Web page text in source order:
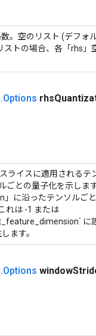
。空のリスト (デフォ
トの場合、各「rhs」
.Options rhs
ライスに適用される
ごとの量子化を示しま
に沿ったテンソルご
れは -1 または
に
ます。
.Options window